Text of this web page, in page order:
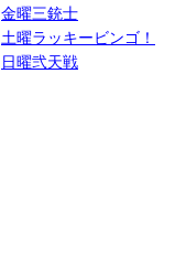
金曜三銃士
土曜ラッキービンゴ！
日曜弐天戦